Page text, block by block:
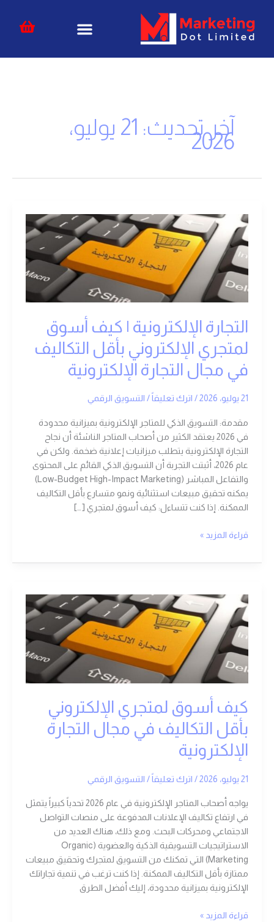
المحتوى
آخر تحديث: 21 يوليو،
2026
التجارة الإلكترونية | كيف أسوق
لمتجري الإلكتروني بأقل التكاليف
في مجال التجارة الإلكترونية
21 يوليو، 2026 / اترك تعليقاً/ التسويق الرقمي
مقدمة: التسويق الذكي للمتاجر الإلكترونية بميزانية محدودة
في 2026 يعتقد الكثير من أصحاب المتاجر الناشئة أن نجاح
التجارة الإلكترونية يتطلب ميزانيات إعلانية ضخمة. ولكن في
عام 2026، أثبتت التجربة أن التسويق الذكي القائم على المحتوى
والتفاعل المباشر (Low-Budget High-Impact Marketing)
يمكنه تحقيق مبيعات استثنائية ونمو متسارع بأقل التكاليف
الممكنة. إذا كنت تتساءل: كيف أسوق لمتجري […]
التجارة
الإلكترونية
|
كيف
أسوق
لمتجري
الإلكتروني
بأقل
التكاليف
في
مجال
التجارة
قراءة المزيد »
كيف أسوق لمتجري الإلكتروني
بأقل التكاليف في مجال التجارة
الإلكترونية
21 يوليو، 2026 / اترك تعليقاً/ التسويق الرقمي
يواجه أصحاب المتاجر الإلكترونية في عام 2026 تحدياً كبيراً يتمثل
في ارتفاع تكاليف الإعلانات المدفوعة على منصات التواصل
الاجتماعي ومحركات البحث. ومع ذلك، هناك العديد من
الاستراتيجيات التسويقية الذكية والعضوية (Organic
Marketing) التي تمكنك من التسويق لمتجرك وتحقيق مبيعات
ممتازة بأقل التكاليف الممكنة. إذا كنت ترغب في تنمية تجاراتك
الإلكترونية بميزانية محدودة، إليك أفضل الطرق
كيف
أسوق
لمتجري
الإلكتروني
بأقل
التكاليف
في
مجال
التجارة
الإلكترونية
قراءة المزيد »